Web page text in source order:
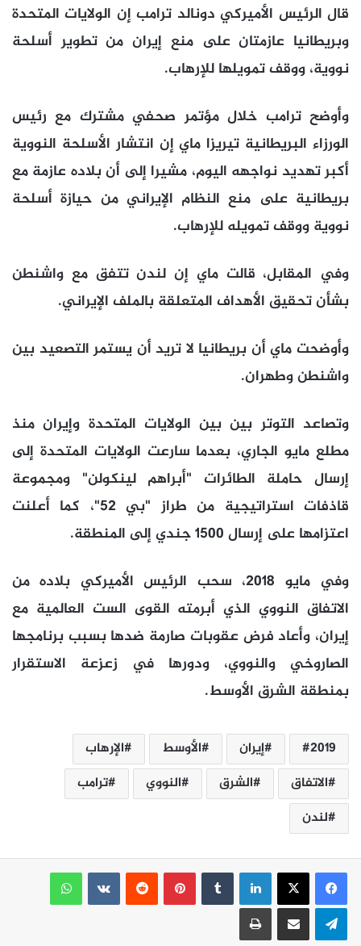
قال الرئيس الأميركي دونالد ترامب إن الولايات المتحدة
وبريطانيا عازمتان على منع إيران من تطوير أسلحة
نووية، ووقف تمويلها للإرهاب.
وأوضح ترامب خلال مؤتمر صحفي مشترك مع رئيس
الورزاء البريطانية تيريزا ماي إن انتشار الأسلحة النووية
أكبر تهديد نواجهه اليوم، مشيرا إلى أن بلاده عازمة مع
بريطانية على منع النظام الإيراني من حيازة أسلحة
نووية ووقف تمويله للإرهاب.
وفي المقابل، قالت ماي إن لندن تتفق مع واشنطن
بشأن تحقيق الأهداف المتعلقة بالملف الإيراني.
وأوضحت ماي أن بريطانيا لا تريد أن يستمر التصعيد بين
واشنطن وطهران.
وتصاعد التوتر بين بين الولايات المتحدة وإيران منذ
مطلع مايو الجاري، بعدما سارعت الولايات المتحدة إلى
إرسال حاملة الطائرات "أبراهم لينكولن" ومجموعة
قاذفات استراتيجية من طراز "بي 52"، كما أعلنت
اعتزامها على إرسال 1500 جندي إلى المنطقة.
وفي مايو 2018، سحب الرئيس الأميركي بلاده من
الاتفاق النووي الذي أبرمته القوى الست العالمية مع
إيران، وأعاد فرض عقوبات صارمة ضدها بسبب برنامجها
الصاروخي والنووي، ودورها في زعزعة الاستقرار
بمنطقة الشرق الأوسط.
2019 إيران الأوسط
الإرهاب
الاتفاق
الشرق النووي
ترامب
لندن
لينكدإن بينتيريست
واتساب
تيلقرام مشاركة عبر البريد طباعة